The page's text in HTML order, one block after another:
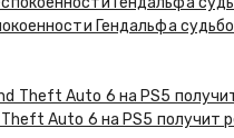
Гендальфа
Auto 6 на PS5 получит